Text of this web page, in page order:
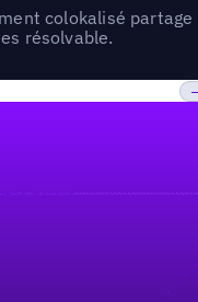
colokalisé
résolvable.